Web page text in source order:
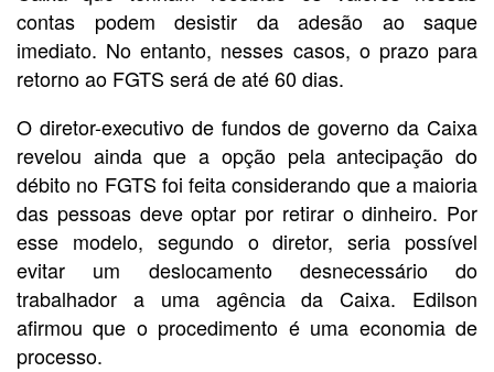
contas podem desistir da adesão ao saque
imediato. No entanto, nesses casos, o prazo para
retorno ao FGTS será de até 60 dias.
O diretor-executivo de fundos de governo da Caixa
revelou ainda que a opção pela antecipação do
débito no FGTS foi feita considerando que a maioria
das pessoas deve optar por retirar o dinheiro. Por
esse modelo, segundo o diretor, seria possível
evitar um deslocamento desnecessário do
trabalhador a uma agência da Caixa. Edilson
afirmou que o procedimento é uma economia de
processo.